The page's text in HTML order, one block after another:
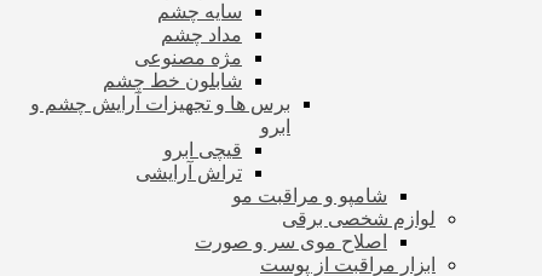
سایه چشم
مداد چشم
مژه مصنوعی
شابلون خط چشم
برس ها و تجهیزات آرایش چشم و
ابرو
قیچی ابرو
تراش آرایشی
شامپو و مراقبت مو
لوازم شخصی برقی
اصلاح موی سر و صورت
ابزار مراقبت از پوست